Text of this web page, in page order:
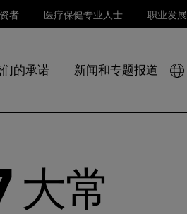
者 医疗保健专业人士 职业发展
的承诺 新闻和专题报道
大常